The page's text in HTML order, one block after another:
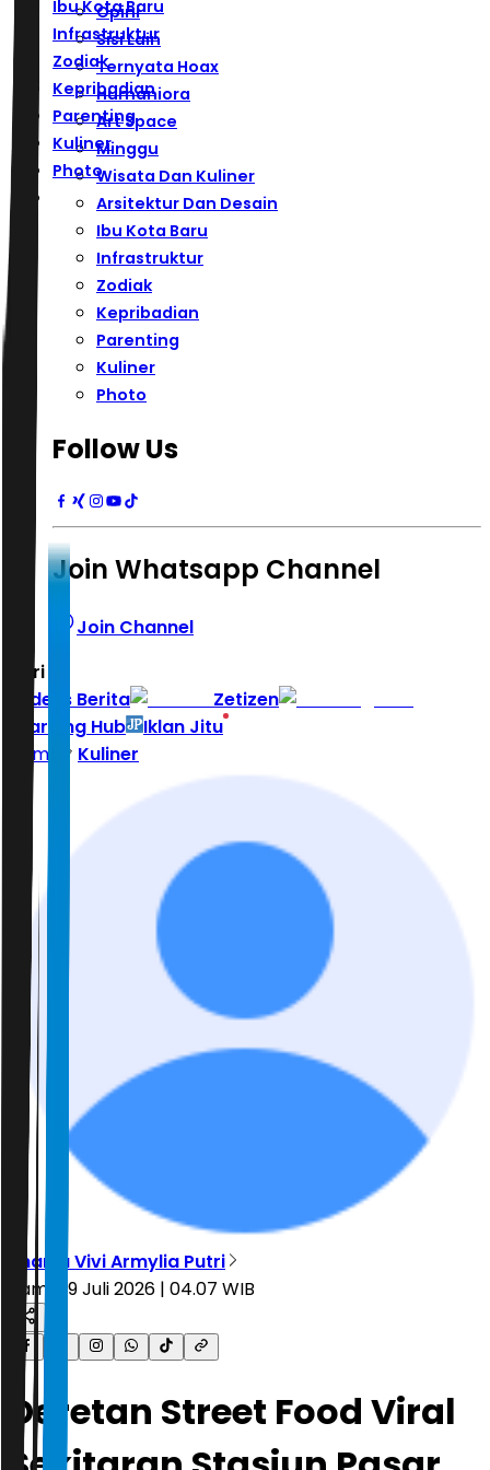
Ibu Kota Baru
Infrastruktur
Zodiak
Kepribadian
Parenting
Kuliner
Photo
Opini
Sisi Lain
Ternyata Hoax
Humaniora
Art Space
Minggu
Wisata Dan Kuliner
Arsitektur Dan Desain
Ibu Kota Baru
Infrastruktur
Zodiak
Kepribadian
Parenting
Kuliner
Photo
Follow Us
Join Whatsapp Channel
Join Channel
Hari ini
Indeks Berita
Zetizen
Learning Hub
Iklan Jitu
Home
Kuliner
Shania Vivi Armylia Putri
Kamis, 9 Juli 2026 | 04.07 WIB
Deretan Street Food Viral